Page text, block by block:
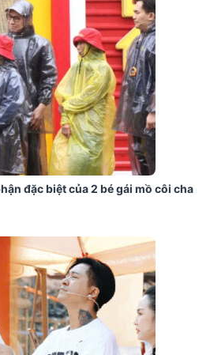
đặc biệt của 2 bé gái mồ côi cha